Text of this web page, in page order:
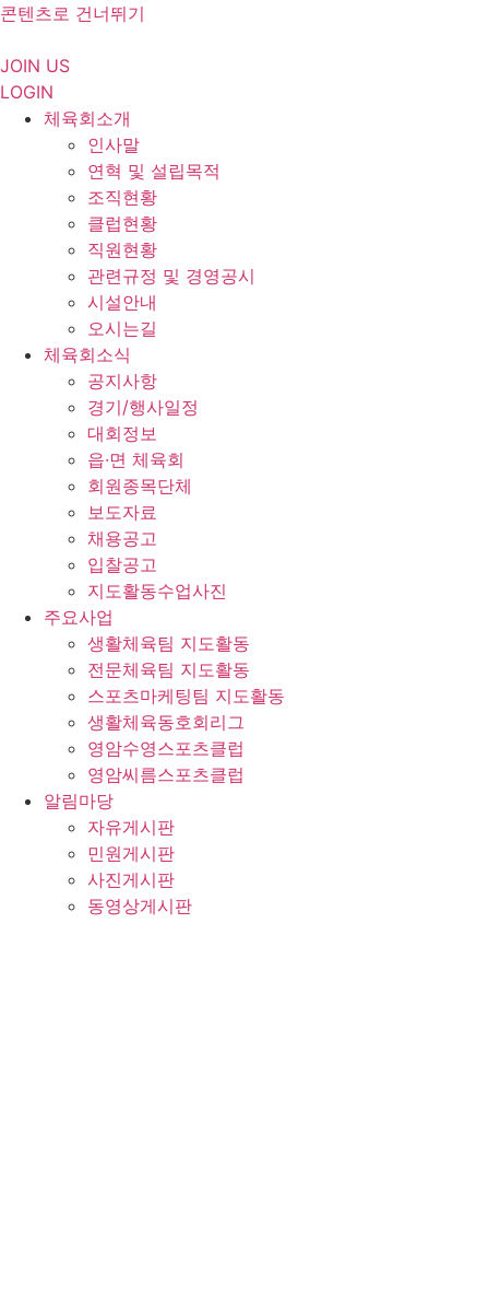
콘텐츠로 건너뛰기
JOIN US
LOGIN
체육회소개
인사말
연혁 및 설립목적
조직현황
클럽현황
직원현황
관련규정 및 경영공시
시설안내
오시는길
체육회소식
공지사항
경기/행사일정
대회정보
읍·면 체육회
회원종목단체
보도자료
채용공고
입찰공고
지도활동수업사진
주요사업
생활체육팀 지도활동
전문체육팀 지도활동
스포츠마케팅팀 지도활동
생활체육동호회리그
영암수영스포츠클럽
영암씨름스포츠클럽
알림마당
자유게시판
민원게시판
사진게시판
동영상게시판